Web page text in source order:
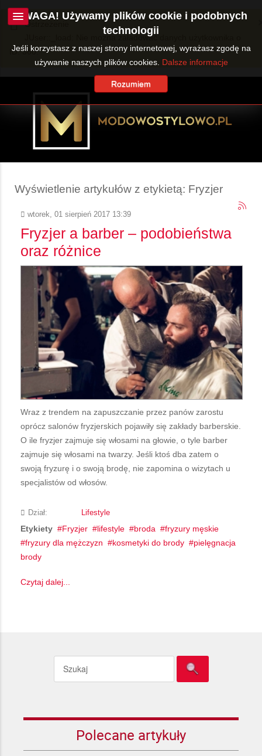
Ostrzeżenie
JUser::_load: Nie można załadować danych użytkownika o
ID: 360.
Wyświetlenie artykułów z etykietą: Fryzjer
wtorek, 01 sierpień 2017 13:39
Fryzjer a barber – podobieństwa
oraz różnice
Wraz z trendem na zapuszczanie przez panów zarostu
oprócz salonów fryzjerskich pojawiły się zakłady barberskie.
O ile fryzjer zajmuje się włosami na głowie, o tyle barber
zajmuje się włosami na twarzy. Jeśli ktoś dba zatem o
swoją fryzurę i o swoją brodę, nie zapomina o wizytach u
specjalistów od włosów.
Dział: Lifestyle
Etykiety Fryzjer lifestyle broda
fryzury męskie
fryzury dla mężczyzn
kosmetyki do brody
pielęgnacja
brody
Czytaj dalej...
Polecane artykuły
UWAGA! Używamy plików cookie i podobnych
technologii
Jeśli korzystasz z naszej strony internetowej, wyrażasz zgodę na
używanie naszych plików cookies. Dalsze informacje
Rozumiem